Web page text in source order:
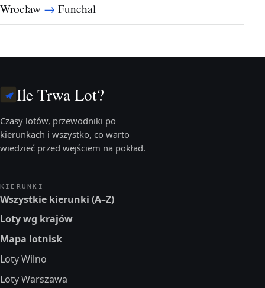
Wrocław → Funchal —
Ile Trwa Lot?
Czasy lotów, przewodniki po
kierunkach i wszystko, co warto
wiedzieć przed wejściem na pokład.
KIERUNKI
Wszystkie kierunki (A–Z)
Loty wg krajów
Mapa lotnisk
Loty Wilno
Loty Warszawa